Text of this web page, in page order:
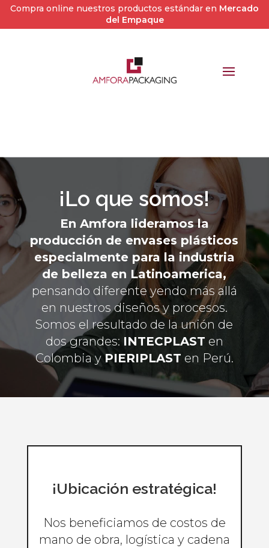
Compra online nuestros productos estándar en Mercado
del Empaque
¡Lo que somos!
En Amfora lideramos la
producción de envases plásticos
especialmente para la industria
de belleza en Latinoamerica,
pensando diferente yendo más allá
en nuestros diseños y procesos.
Somos el resultado de la unión de
dos grandes: INTECPLAST en
Colombia yPIERIPLAST en Perú.
¡Ubicación estratégica!
Nos beneficiamos de costos de
mano de obra, logística y cadena